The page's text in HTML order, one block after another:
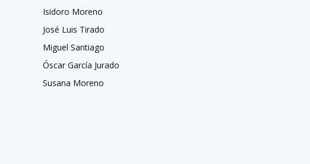
Isidoro Moreno
José Luis Tirado
Miguel Santiago
Óscar García Jurado
Susana Moreno